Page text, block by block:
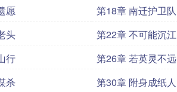
愿
第18章 南迁护卫队
头
第22章 不可能沉江
行
第26章 若英灵不远
杀
第30章 附身成纸人